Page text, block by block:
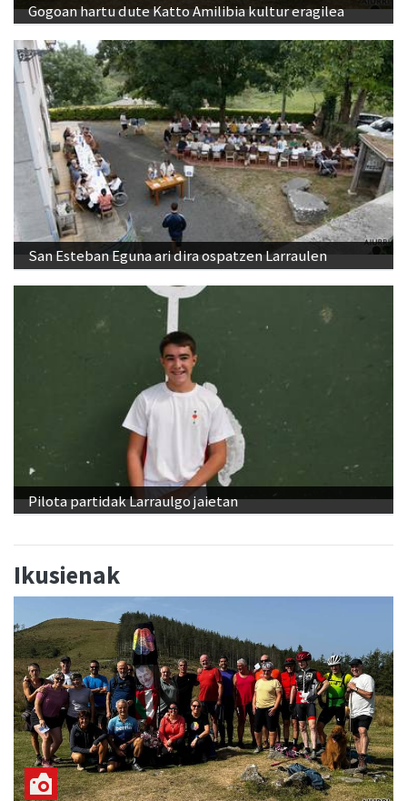
Gogoan hartu dute Katto Amilibia kultur eragilea
San Esteban Eguna ari dira ospatzen Larraulen
Pilota partidak Larraulgo jaietan
Ikusienak